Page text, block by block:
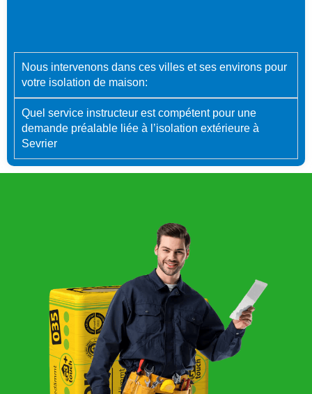
Nous intervenons dans ces villes et ses environs pour
votre isolation de maison:
Quel service instructeur est compétent pour une
demande préalable liée à l’isolation extérieure à
Sevrier